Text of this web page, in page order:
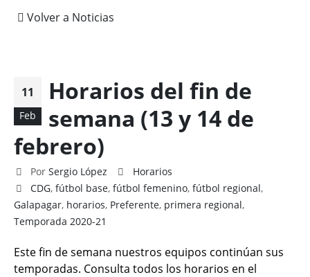
Volver a Noticias
11
Feb
Horarios del fin de
semana (13 y 14 de
febrero)
Por Sergio López
Horarios
CDG,fútbol base,fútbol femenino,fútbol regional,
Galapagar, horarios, Preferente, primera regional,
Temporada 2020-21
Este fin de semana nuestros equipos continúan sus
temporadas. Consulta todos los horarios en el